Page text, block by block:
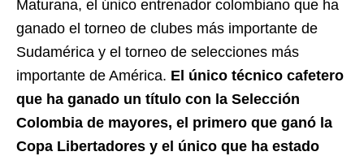
Maturana, el único entrenador colombiano que ha
ganado el torneo de clubes más importante de
Sudamérica y el torneo de selecciones más
importante de América. El único técnico cafetero
que ha ganado un título con la Selección
Colombia de mayores, el primero que ganó la
Copa Libertadores y el único que ha estado